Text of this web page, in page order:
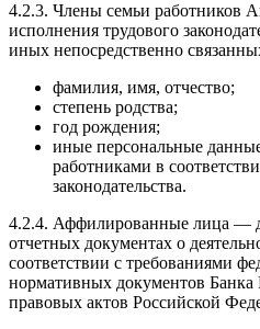
4.2.3. Члены семьи работников
исполнения трудового
иных непосредственно
фамилия, имя, отчество;
степень родства;
год рождения;
иные персональные
работниками в
законодательства.
4.2.4. Аффилированные лица —
отчетных документах о
соответствии с требованиями
нормативных документов
правовых актов Российской